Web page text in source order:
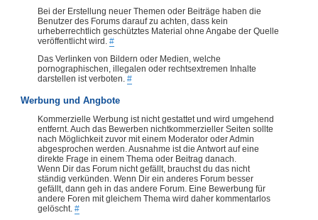
Bei der Erstellung neuer Themen oder Beiträge haben die
Benutzer des Forums darauf zu achten, dass kein
urheberrechtlich geschütztes Material ohne Angabe der Quelle
veröffentlicht wird. #
Das Verlinken von Bildern oder Medien, welche
pornographischen, illegalen oder rechtsextremen Inhalte
darstellen ist verboten. #
Werbung und Angbote
Kommerzielle Werbung ist nicht gestattet und wird umgehend
entfernt. Auch das Bewerben nichtkommerzieller Seiten sollte
nach Möglichkeit zuvor mit einem Moderator oder Admin
abgesprochen werden. Ausnahme ist die Antwort auf eine
direkte Frage in einem Thema oder Beitrag danach.
Wenn Dir das Forum nicht gefällt, brauchst du das nicht
ständig verkünden. Wenn Dir ein anderes Forum besser
gefällt, dann geh in das andere Forum. Eine Bewerbung für
andere Foren mit gleichem Thema wird daher kommentarlos
gelöscht. #